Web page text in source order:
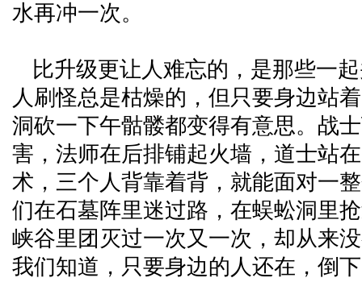
水再冲一次。
比升级更让人难忘的，是那些一
人刷怪总是枯燥的，但只要身边站
洞砍一下午骷髅都变得有意思。战
害，法师在后排铺起火墙，道士站
术，三个人背靠着背，就能面对一
们在石墓阵里迷过路，在蜈蚣洞里
峡谷里团灭过一次又一次，却从来
我们知道，只要身边的人还在，倒